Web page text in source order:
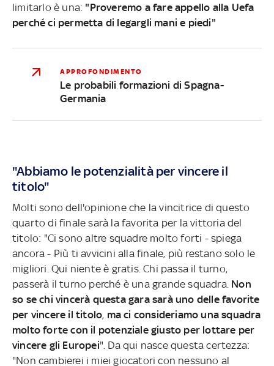
limitarlo è una: "Proveremo a fare appello alla Uefa
perché ci permetta di legargli mani e piedi"
APPROFONDIMENTO
Le probabili formazioni di Spagna-
Germania
"Abbiamo le potenzialità per vincere il
titolo"
Molti sono dell'opinione che la vincitrice di questo
quarto di finale sarà la favorita per la vittoria del
titolo: "Ci sono altre squadre molto forti - spiega
ancora - Più ti avvicini alla finale, più restano solo le
migliori. Qui niente è gratis. Chi passa il turno,
passerà il turno perché è una grande squadra. Non
so se chi vincerà questa gara sarà uno delle favorite
per vincere il titolo, ma ci consideriamo una squadra
molto forte con il potenziale giusto per lottare per
vincere gli Europei". Da qui nasce questa certezza:
"Non cambierei i miei giocatori con nessuno al